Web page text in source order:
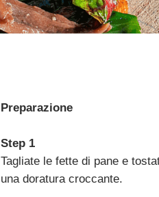
Preparazione
Step 1
Tagliate le fette di pane e
una doratura croccante.